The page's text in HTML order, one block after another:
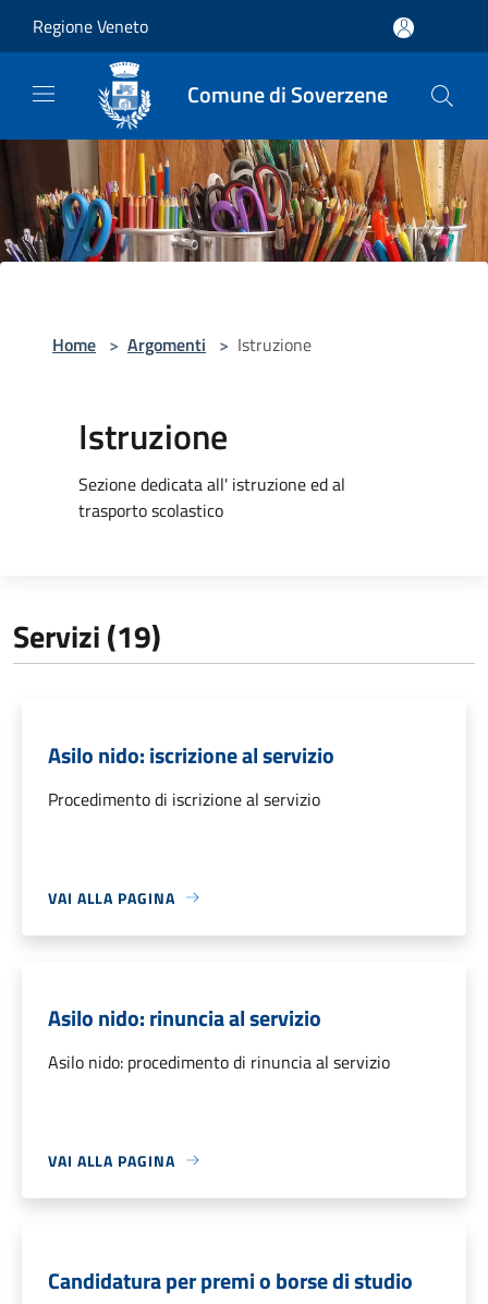
Regione Veneto
Comune di Soverzene
Home > Argomenti > Istruzione
Istruzione
Sezione dedicata all' istruzione ed al
trasporto scolastico
Servizi (19)
Asilo nido: iscrizione al servizio
Procedimento di iscrizione al servizio
VAI ALLA PAGINA
Asilo nido: rinuncia al servizio
Asilo nido: procedimento di rinuncia al servizio
VAI ALLA PAGINA
Candidatura per premi o borse di studio